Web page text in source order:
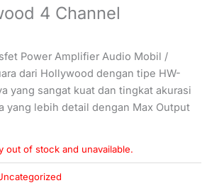
4 Channel
Power Amplifier Audio Mobil /
dari Hollywood dengan tipe HW-
yang sangat kuat dan tingkat akurasi
yang lebih detail dengan Max Output
out of stock and unavailable.